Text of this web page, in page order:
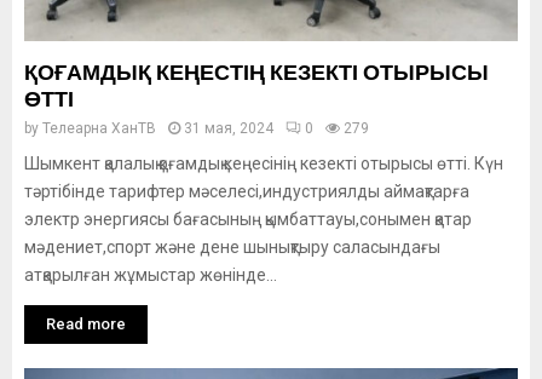
ҚОҒАМДЫҚ КЕҢЕСТІҢ КЕЗЕКТІ ОТЫРЫСЫ
ӨТТІ
by Телеарна ХанТВ 31 мая, 2024 0 279
Шымкент қалалық қоғамдық кеңесінің кезекті отырысы өтті. Күн
тәртібінде тарифтер мәселесі,индустриялды аймақтарға
электр энергиясы бағасының қымбаттауы,сонымен қатар
мәдениет,спорт және дене шынықтыру саласындағы
атқарылған жұмыстар жөнінде...
Read more